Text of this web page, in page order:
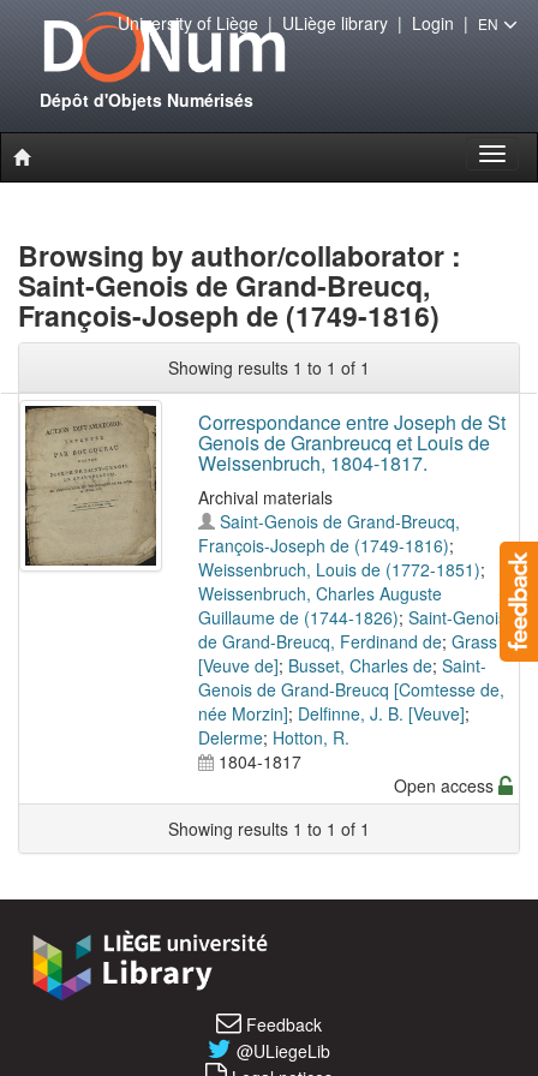
Dépôt d'Objets Numérisés
University of Liège| ULiège library| Login | EN
Browsing by author/collaborator :
Saint-Genois de Grand-Breucq,
François-Joseph de (1749-1816)
Showing results 1 to 1 of 1
Correspondance entre Joseph de St
Genois de Granbreucq et Louis de
Weissenbruch, 1804-1817.
Archival materials
Saint-Genois de Grand-Breucq,
François-Joseph de (1749-1816);
Weissenbruch, Louis de (1772-1851);
Weissenbruch, Charles Auguste
Guillaume de (1744-1826); Saint-Genois
de Grand-Breucq, Ferdinand de; Grass
[Veuve de]; Busset, Charles de; Saint-
Genois de Grand-Breucq [Comtesse de,
née Morzin]; Delfinne, J. B. [Veuve];
Delerme; Hotton, R.
1804-1817
Open access
Showing results 1 to 1 of 1
Feedback
@ULiegeLib